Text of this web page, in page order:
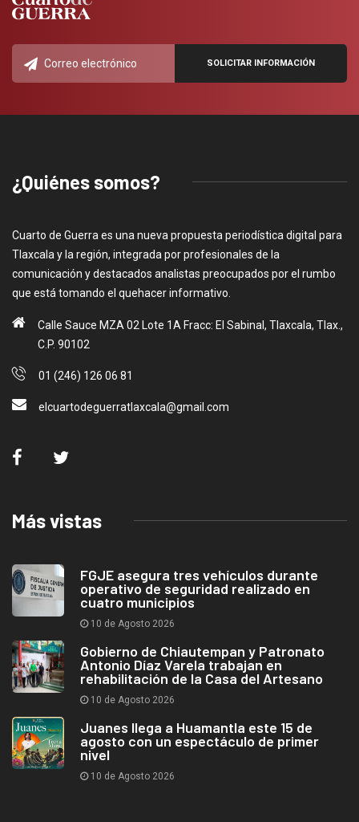
¿Quiénes somos?
Cuarto de Guerra es una nueva propuesta periodística digital para
Tlaxcala y la región, integrada por profesionales de la
comunicación y destacados analistas preocupados por el rumbo
que está tomando el quehacer informativo.
Calle Sauce MZA 02 Lote 1A Fracc: El Sabinal, Tlaxcala, Tlax.,
C.P. 90102
01 (246) 126 06 81
elcuartodeguerratlaxcala@gmail.com
Más vistas
FGJE asegura tres vehículos durante
operativo de seguridad realizado en
cuatro municipios
10 de Agosto 2026
Gobierno de Chiautempan y Patronato
Antonio Díaz Varela trabajan en
rehabilitación de la Casa del Artesano
10 de Agosto 2026
Juanes llega a Huamantla este 15 de
agosto con un espectáculo de primer
nivel
10 de Agosto 2026